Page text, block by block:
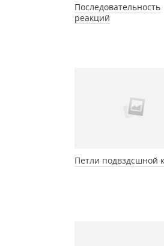
Последовательность
реакций
Петли подвздсшной